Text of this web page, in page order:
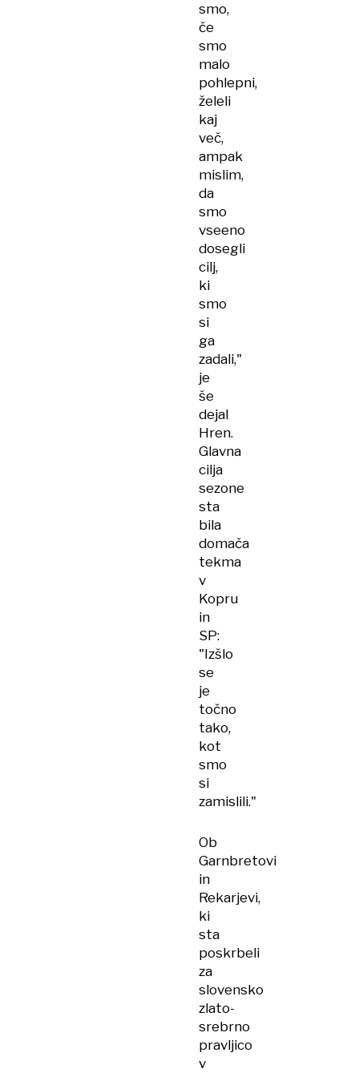
smo,
če
smo
malo
pohlepni,
želeli
kaj
več,
ampak
mislim,
da
smo
vseeno
dosegli
cilj,
ki
smo
si
ga
zadali,"
je
še
dejal
Hren.
Glavna
cilja
sezone
sta
bila
domača
tekma
v
Kopru
in
SP:
"Izšlo
se
je
točno
tako,
kot
smo
si
zamislili."
Ob
Garnbretovi
in
Rekarjevi,
ki
sta
poskrbeli
za
slovensko
zlato-
srebrno
pravljico
v